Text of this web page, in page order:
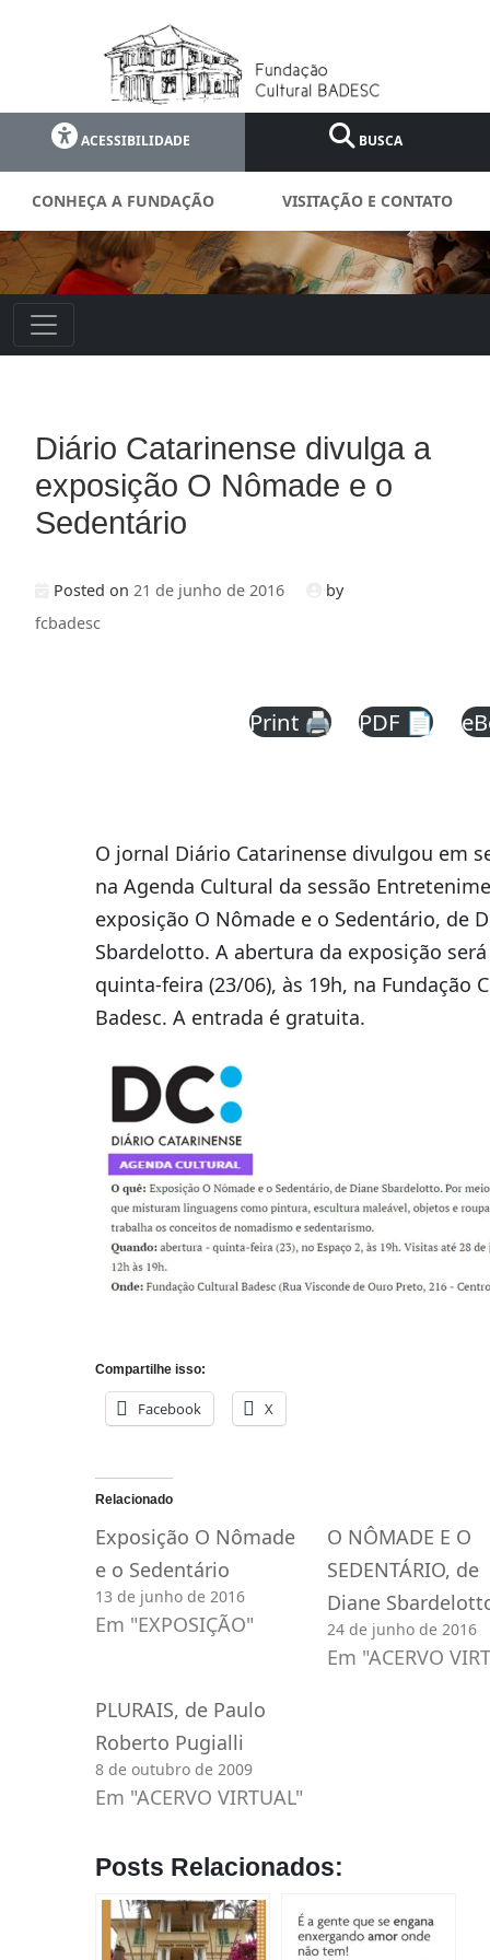
ACESSIBILIDADE BUSCA
CONHEÇA A FUNDAÇÃO VISITAÇÃO E CONTATO
Diário Catarinense divulga a
exposição O Nômade e o
Sedentário
Posted on 21 de junho de 2016
by
fcbadesc
Print 🖨 PDF 📄
O jornal Diário Catarinense divulgou em
na Agenda Cultural da sessão
exposição O Nômade e o Sedentário, de
Sbardelotto. A abertura da exposição
quinta-feira (23/06), às 19h, na Fundação
Badesc. A entrada é gratuita.
Compartilhe isso:
Facebook X
Relacionado
Exposição O Nômade
e o Sedentário
13 de junho de 2016
Em "EXPOSIÇÃO"
O NÔMADE E O
SEDENTÁRIO, de
Diane
24 de junho de 2016
Em "ACERVO
PLURAIS, de Paulo
Roberto Pugialli
8 de outubro de 2009
Em "ACERVO VIRTUAL"
Posts Relacionados: